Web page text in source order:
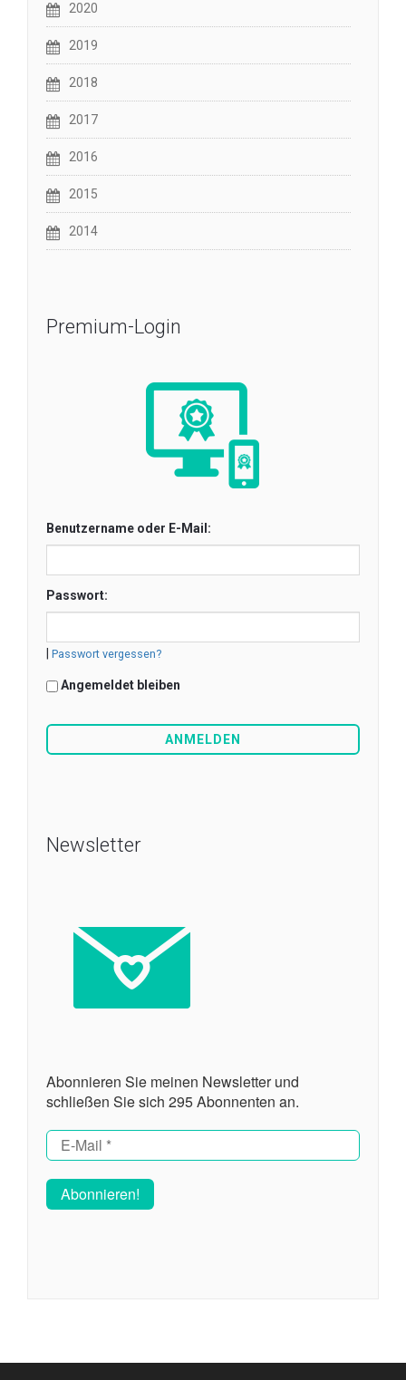
2020
2019
2018
2017
2016
2015
2014
Premium-Login
Benutzername oder E-Mail:
Passwort:
Passwort vergessen?
Angemeldet bleiben
Newsletter
Abonnieren Sie meinen Newsletter und
schließen Sie sich 295 Abonnenten an.